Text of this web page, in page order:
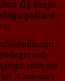
ភាព សិទ្ធិ និងច្បាប់
អង្គុយក្នុងតំណែង
។»
ព័ត៌មានដ៏ធំឈ្មោះ
ាអង់គ្លេស របស់
រីកម្ពុជា លោក ហ៊ុន
«Cambodia’s